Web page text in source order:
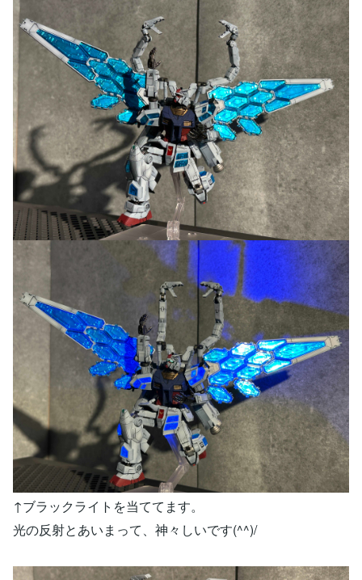
↑ブラックライトを当ててます。
光の反射とあいまって、神々しいです(^^)/